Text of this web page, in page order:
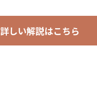
詳しい解説はこちら